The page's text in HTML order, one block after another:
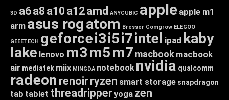
3D a6a8 a10 a12amd ANYCUBIC apple apple m1
arm asus rogatom Bresser Comgrow ELEGOO
GEEETECH geforcei3i5i7intel ipad kaby
lake lenovo m3m5m7 macbook macbook
air mediatek miix MINGDA notebook nvidia qualcomm
radeon renoirryzen smart storage snapdragon
tab tablet threadripperyoga zen